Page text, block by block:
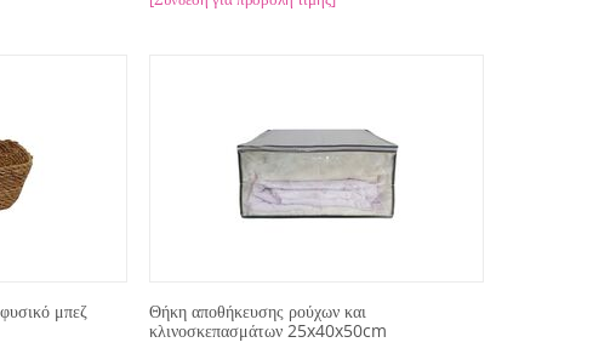
μπεζ
Θήκη αποθήκευσης ρούχων και
κλινοσκεπασμάτων 25x40x50cm